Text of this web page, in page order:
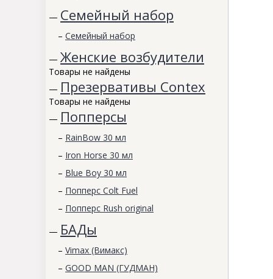
— Семейный набор
– Семейный набор
— Женские возбудители
Товары не найдены
— Презервативы Contex
Товары не найдены
— Попперсы
– RainBow 30 мл
– Iron Horse 30 мл
– Blue Boy 30 мл
– Попперс Colt Fuel
– Попперс Rush original
— БАДы
– Vimax (Вимакс)
– GOOD MAN (ГУДМАН)